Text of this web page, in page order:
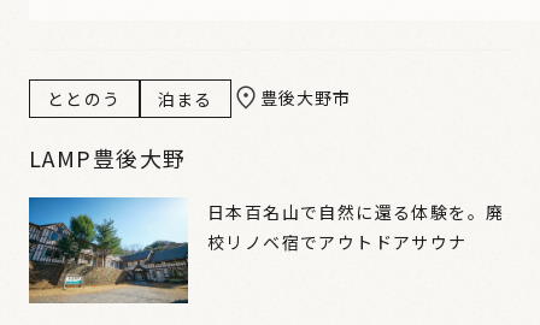
ととのう 泊まる 豊後大野市
LAMP豊後大野
日本百名山で自然に還る体験を。廃
校リノベ宿でアウトドアサウナ